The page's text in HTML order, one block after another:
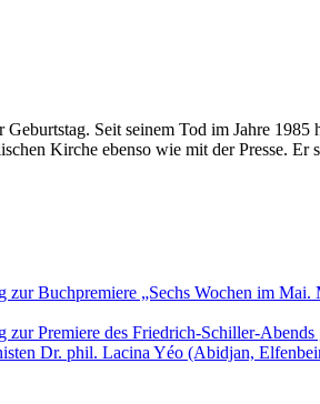
Seit seinem Tod im Jahre
Kirche ebenso wie mit der Presse.
Buchpremiere „Sechs Wochen im
Premiere des Friedrich-Schiller-
Dr. phil. Lacina Yéo (Abidjan,